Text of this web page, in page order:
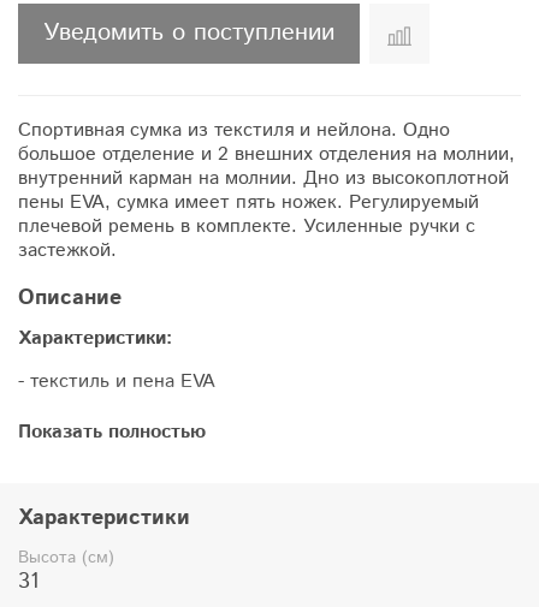
Уведомить о поступлении
Спортивная сумка из текстиля и нейлона. Одно
большое отделение и 2 внешних отделения на молнии,
внутренний карман на молнии. Дно из высокоплотной
пены EVA, сумка имеет пять ножек. Регулируемый
плечевой ремень в комплекте. Усиленные ручки с
застежкой.
Описание
Характеристики:
- текстиль и пена EVA
- 3 отделения на молнии
Показать полностью
Характеристики
Высота (см)
31